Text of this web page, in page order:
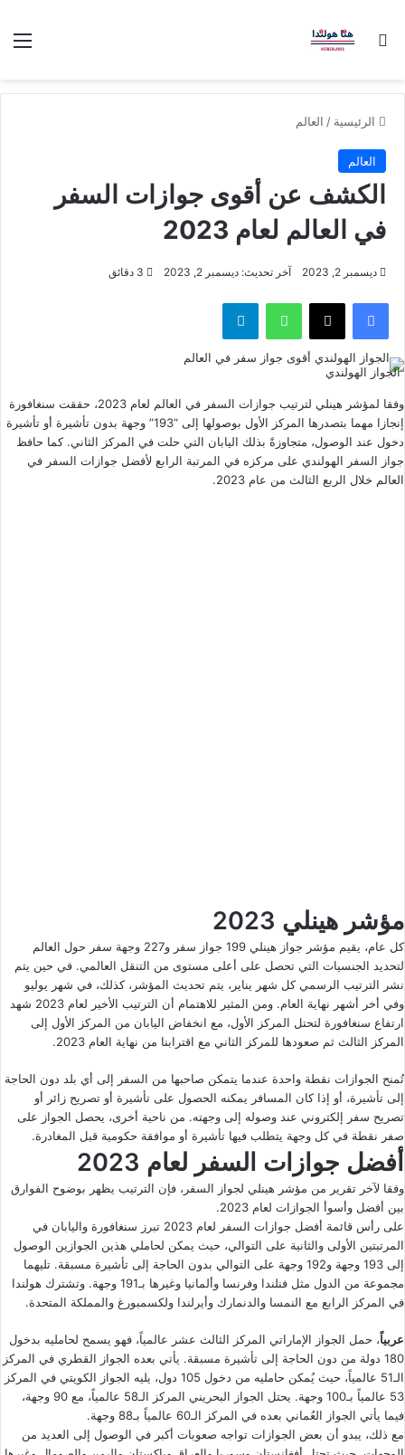
بحث عن
الرئيسية / العالم
العالم
الكشف عن أقوى جوازات السفر
في العالم لعام 2023
ديسمبر 2, 2023 آخر تحديث: ديسمبر 2, 2023
فيسبوك ‫X واتساب تيلقرام
الجواز الهولندي
وفقا لمؤشر هينلي لترتيب جوازات السفر في العالم لعام 2023، حققت سنغافورة
إنجازا مهما بتصدرها المركز الأول بوصولها إلى “193” وجهة بدون تأشيرة أو تأشيرة
دخول عند الوصول، متجاوزةً بذلك اليابان التي حلت في المركز الثاني. كما حافظ
جواز السفر الهولندي على مركزه في المرتبة الرابع لأفضل جوازات السفر في
العالم خلال الربع الثالث من عام 2023.
مؤشر هينلي 2023
كل عام، يقيم مؤشر جواز هينلي 199 جواز سفر و227 وجهة سفر حول العالم
لتحديد الجنسيات التي تحصل على أعلى مستوى من التنقل العالمي. في حين يتم
نشر الترتيب الرسمي كل شهر يناير، يتم تحديث المؤشر، كذلك، في شهر يوليو
وفي أخر أشهر نهاية العام. ومن المثير للاهتمام أن الترتيب الأخير لعام 2023 شهد
ارتفاع سنغافورة لتحتل المركز الأول، مع انخفاض اليابان من المركز الأول إلى
المركز الثالث ثم صعودها للمركز الثاني مع اقترابنا من نهاية العام 2023.
تُمنح الجوازات نقطة واحدة عندما يتمكن صاحبها من السفر إلى أي بلد دون الحاجة
إلى تأشيرة، أو إذا كان المسافر يمكنه الحصول على تأشيرة أو تصريح زائر أو
تصريح سفر إلكتروني عند وصوله إلى وجهته. من ناحية أخرى، يحصل الجواز على
صفر نقطة في كل وجهة يتطلب فيها تأشيرة أو موافقة حكومية قبل المغادرة.
أفضل جوازات السفر لعام 2023
وفقا لآخر تقرير من مؤشر هينلي لجواز السفر، فإن الترتيب يظهر بوضوح الفوارق
بين أفضل وأسوأ الجوازات لعام 2023.
على رأس قائمة أفضل جوازات السفر لعام 2023 تبرز سنغافورة واليابان في
المرتبتين الأولى والثانية على التوالي، حيث يمكن لحاملي هذين الجوازين الوصول
إلى 193 وجهة و192 وجهة على التوالي بدون الحاجة إلى تأشيرة مسبقة. تليهما
مجموعة من الدول مثل فنلندا وفرنسا وألمانيا وغيرها بـ191 وجهة. وتشترك هولندا
في المركز الرابع مع النمسا والدنمارك وأيرلندا ولكسمبورغ والمملكة المتحدة.
عربياً، حمل الجواز الإماراتي المركز الثالث عشر عالمياً، فهو يسمح لحامليه بدخول
180 دولة من دون الحاجة إلى تأشيرة مسبقة. يأتي بعده الجواز القطري في المركز
الـ51 عالمياً، حيث يُمكن حامليه من دخول 105 دول، يليه الجواز الكويتي في المركز
53 عالمياً بـ100 وجهة. يحتل الجواز البحريني المركز الـ58 عالمياً، مع 90 وجهة،
فيما يأتي الجواز العُماني بعده في المركز الـ60 عالمياً بـ88 وجهة.
مع ذلك، يبدو أن بعض الجوازات تواجه صعوبات أكبر في الوصول إلى العديد من